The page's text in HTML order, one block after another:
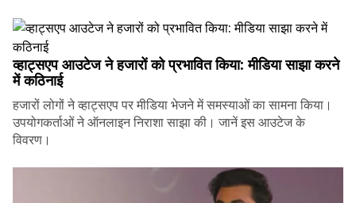
व्हाट्सएप आउटेज ने हजारों को प्रभावित किया: मीडिया साझा करने
में कठिनाई
हजारों लोगों ने व्हाट्सएप पर मीडिया भेजने में समस्याओं का सामना किया।
उपयोगकर्ताओं ने ऑनलाइन निराशा साझा की। जानें इस आउटेज के
विवरण।